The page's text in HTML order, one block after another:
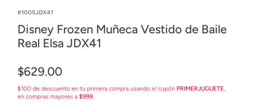
1005JDX41
Disney Frozen Muñeca Vestido de Baile
Real Elsa JDX41
$629.00
$100 de descuento en tu primera compra usando el cupón PRIMERJUGUETE,
en compras mayores a $999.